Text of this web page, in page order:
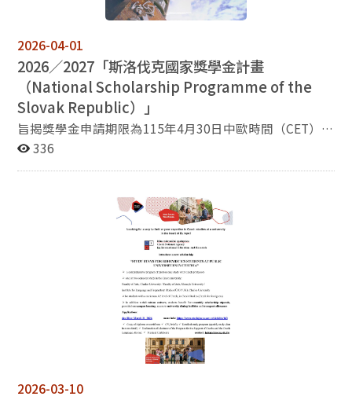
三、獎助對象及名額：已取得國外俄羅斯相關研究碩士班
蘭、白俄羅斯、摩爾多瓦、捷克、波蘭、匈牙利、羅馬尼
亞、愛沙尼亞、拉脫維亞、立陶宛 1名 英國、法國、德
國、日本、美國（依此國家順序） 四、獎助內容： 來回
經濟艙機票一張（2000美元內實報實銷），限補助一
次，由委員會審核。。 每年7000美元，一次一年，最多
兩年。第二年之獎助視第一年之學習成效及是否持續從事
相同研究議題核給。 五、申請所須文
件： 申請表 符合獎學金辦法第六條列
歷一份，包含教育背景及社會參與情形； 1000字留學讀
文件，如相關系所推薦信等； 身體健康檢查報告。 前一
年度獲獎，欲申請第二年度獎學金者，請檢附第1、2項及
第一年之學習成效報告。 ► 上述文件請依順序合併為
8月31日截止，申請文件請email至
slavic@nccu.edu.tw。 七、本獎學金由獎學金審核委員
會全權負責審核給獎事宜。
相關活動證明等） 其他有利申請文件。（例如：申請本系
明、獲小功以上獎勵等） 六、審核程序：由斯拉夫語文學
系系務會議審核。 七、備註：受奬學生需至本系義務服務
20小時。
2026-04-01
2026／2027「斯洛伐克國家獎學金計畫
（National Scholarship Programme of the
Slovak Republic）」
旨揭獎學金申請期限為115年4月30日中歐時間（CET）下
午4時（臺灣時間同日晚間10時）止，所需文件及申請方
336
2026-03-10